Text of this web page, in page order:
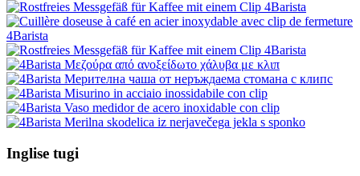
Inglise tugi